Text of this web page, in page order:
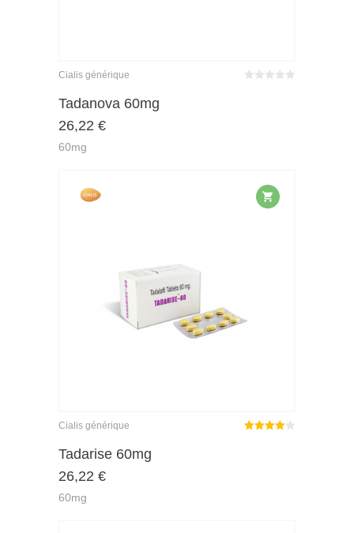
Cialis générique
Tadanova 60mg
26,22 €
60mg
Cialis générique
Tadarise 60mg
26,22 €
60mg